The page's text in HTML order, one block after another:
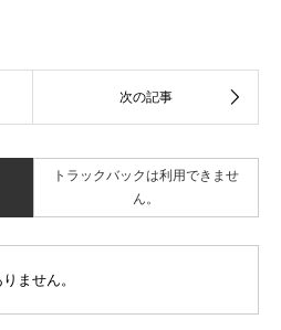
トラックバックは利用できませ
ん。
ません。